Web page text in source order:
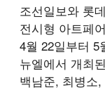
조선일보와 롯
전시형 아트페
4월 22일부터 5
뉴엘에서 개최
백남준, 최병소